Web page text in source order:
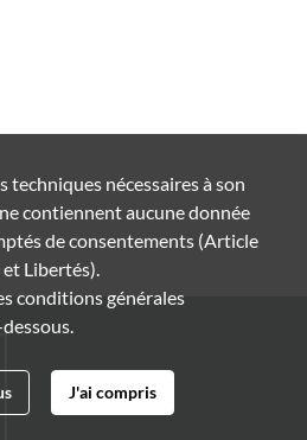
techniques nécessaires à son
contiennent aucune donnée
de consentements (Article
Libertés).
conditions générales
J'ai compris